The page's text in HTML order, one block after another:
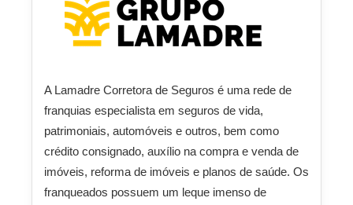
A Lamadre Corretora de Seguros é uma rede de
franquias especialista em seguros de vida,
patrimoniais, automóveis e outros, bem como
crédito consignado, auxílio na compra e venda de
imóveis, reforma de imóveis e planos de saúde. Os
franqueados possuem um leque imenso de